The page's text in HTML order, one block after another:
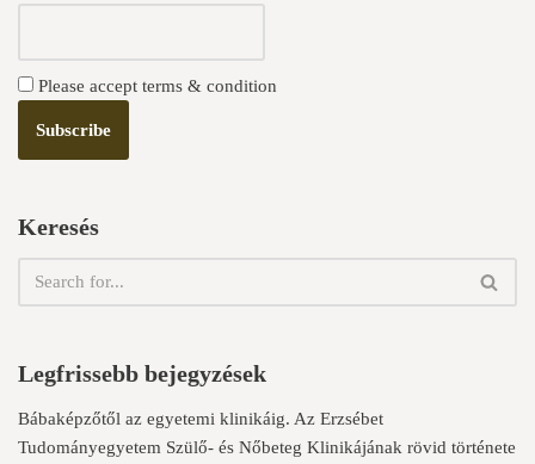
Please accept terms & condition
Keresés
Legfrissebb bejegyzések
Bábaképzőtől az egyetemi klinikáig. Az Erzsébet
Tudományegyetem Szülő- és Nőbeteg Klinikájának rövid története